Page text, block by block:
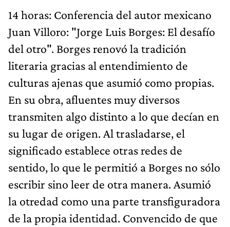
14 horas: Conferencia del autor mexicano
Juan Villoro: "Jorge Luis Borges: El desafío
del otro". Borges renovó la tradición
literaria gracias al entendimiento de
culturas ajenas que asumió como propias.
En su obra, afluentes muy diversos
transmiten algo distinto a lo que decían en
su lugar de origen. Al trasladarse, el
significado establece otras redes de
sentido, lo que le permitió a Borges no sólo
escribir sino leer de otra manera. Asumió
la otredad como una parte transfiguradora
de la propia identidad. Convencido de que